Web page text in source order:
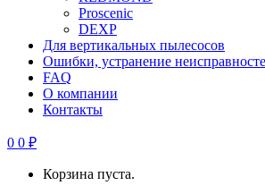
Proscenic
DEXP
Для вертикальных пылесосов
Ошибки, устранение
FAQ
О компании
Контакты
0 0 ₽
Корзина пуста.